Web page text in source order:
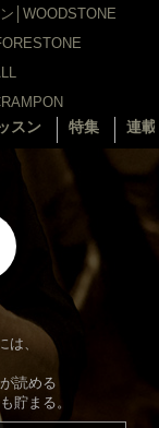
│WOODSTONE
スン 特集 連
、
読める
貯まる。